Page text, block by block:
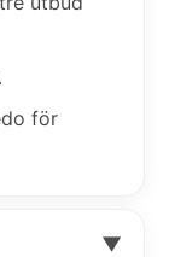
.
för
▼